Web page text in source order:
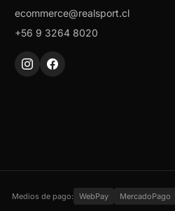
ecommerce@realsport.cl
+56 9 3264 8020
Medios de pago: WebPay MercadoPago